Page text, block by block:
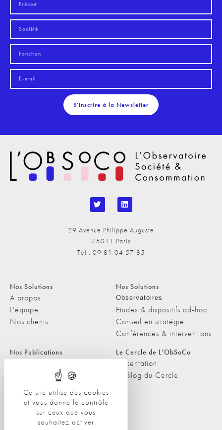
Ce site utilise des cookies
et vous donne le contrôle
sur ceux que vous
souhaitez activer
S'inscrire à la Newsletter
29 Avenue Philippe Auguste
75011 Paris
Tél : 09 81 04 57 85
Nos Solutions
A propos
L'équipe
Nos clients
Nos Solutions
Observatoires
Etudes & dispositifs ad-hoc
Conseil en stratégie
Conférences & interventions
Nos Publications
Les Podcasts de L'ObSoCo
L'ObSoCo dans les médias
Le Cercle de L'ObSoCo
Présentation
Le Blog du Cercle
Contacts
Nous contacter